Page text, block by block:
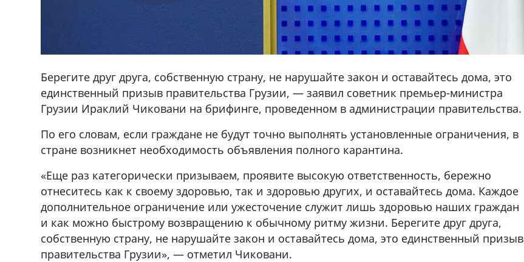
Берегите друг друга, собственную страну, не нарушайте закон и оставайтесь дома, это
единственный призыв правительства Грузии, — заявил советник премьер-министра
Грузии Ираклий Чиковани на брифинге, проведенном в администрации правительства.
По его словам, если граждане не будут точно выполнять установленные ограничения, в
стране возникнет необходимость объявления полного карантина.
«Еще раз категорически призываем, проявите высокую ответственность, бережно
отнеситесь как к своему здоровью, так и здоровью других, и оставайтесь дома. Каждое
дополнительное ограничение или ужесточение служит лишь здоровью наших граждан
и как можно быстрому возвращению к обычному ритму жизни. Берегите друг друга,
собственную страну, не нарушайте закон и оставайтесь дома, это единственный призыв
правительства Грузии», — отметил Чиковани.
30 57
Продается соль оптом и в розницу в